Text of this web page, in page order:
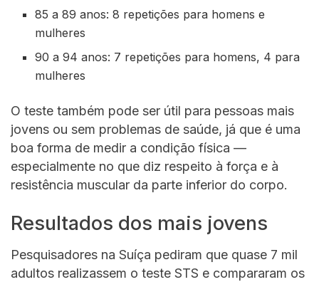
85 a 89 anos: 8 repetições para homens e
mulheres
90 a 94 anos: 7 repetições para homens, 4 para
mulheres
O teste também pode ser útil para pessoas mais
jovens ou sem problemas de saúde, já que é uma
boa forma de medir a condição física —
especialmente no que diz respeito à força e à
resistência muscular da parte inferior do corpo.
Resultados dos mais jovens
Pesquisadores na Suíça pediram que quase 7 mil
adultos realizassem o teste STS e compararam os